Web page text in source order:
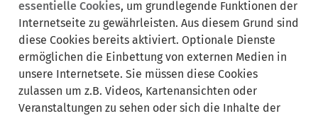
essentielle Cookies, um grundlegende Funktionen der
Internetseite zu gewährleisten. Aus diesem Grund sind
diese Cookies bereits aktiviert. Optionale Dienste
ermöglichen die Einbettung von externen Medien in
unsere Internetsete. Sie müssen diese Cookies
zulassen um z.B. Videos, Kartenansichten oder
Veranstaltungen zu sehen oder sich die Inhalte der